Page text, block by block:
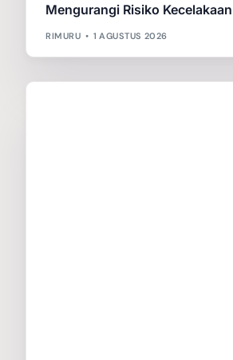
Mengurangi Risiko
RIMURU 1 AGUSTUS 2026